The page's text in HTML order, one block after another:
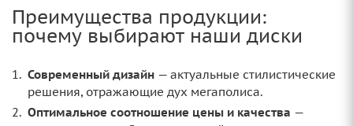
Преимущества продукции:
почему выбирают наши диски
Современный дизайн — актуальные стилистические
решения, отражающие дух мегаполиса.
Оптимальное соотношение цены и качества —